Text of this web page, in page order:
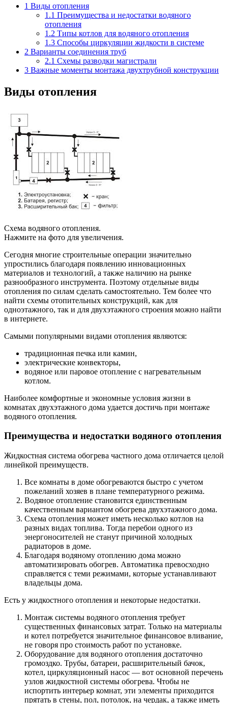
1 Виды отопления
1.1 Преимущества и недостатки водяного
отопления
1.2 Типы котлов для водяного отопления
1.3 Способы циркуляции жидкости в системе
2 Варианты соединения труб
2.1 Схемы разводки магистрали
3 Важные моменты монтажа двухтрубной конструкции
Виды отопления
Схема водяного отопления.
Нажмите на фото для увеличения.
Сегодня многие строительные операции значительно
упростились благодаря появлению инновационных
материалов и технологий, а также наличию на рынке
разнообразного инструмента. Поэтому отдельные виды
отопления по силам сделать самостоятельно. Тем более что
найти схемы отопительных конструкций, как для
одноэтажного, так и для двухэтажного строения можно найти
в интернете.
Самыми популярными видами отопления являются:
традиционная печка или камин,
электрические конвекторы,
водяное или паровое отопление с нагревательным
котлом.
Наиболее комфортные и экономные условия жизни в
комнатах двухэтажного дома удается достичь при монтаже
водяного отопления.
Преимущества и недостатки водяного отопления
Жидкостная система обогрева частного дома отличается целой
линейкой преимуществ.
Все комнаты в доме обогреваются быстро с учетом
пожеланий хозяев в плане температурного режима.
Водяное отопление становится единственным
качественным вариантом обогрева двухэтажного дома.
Схема отопления может иметь несколько котлов на
разных видах топлива. Тогда перебои одного из
энергоносителей не станут причиной холодных
радиаторов в доме.
Благодаря водяному отоплению дома можно
автоматизировать обогрев. Автоматика превосходно
справляется с теми режимами, которые устанавливают
владельцы дома.
Есть у жидкостного отопления и некоторые недостатки.
Монтаж системы водяного отопления требует
существенных финансовых затрат. Только на материалы
и котел потребуется значительное финансовое вливание,
не говоря про стоимость работ по установке.
Оборудование для водяного отопления достаточно
громоздко. Трубы, батареи, расширительный бачок,
котел, циркуляционный насос — вот основной перечень
узлов жидкостной системы обогрева. Чтобы не
испортить интерьер комнат, эти элементы приходится
прятать в стены, пол, потолок, на чердак, а также иметь